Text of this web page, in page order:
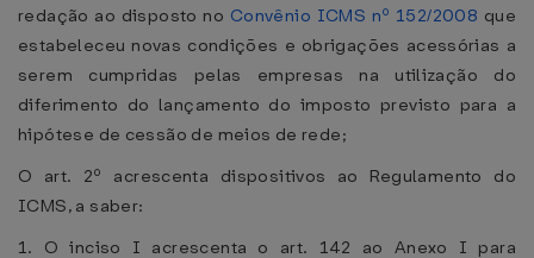
redação ao disposto no Convênio ICMS nº 152/2008 que
estabeleceu novas condições e obrigações acessórias a
serem cumpridas pelas empresas na utilização do
diferimento do lançamento do imposto previsto para a
hipótese de cessão de meios de rede;
O art. 2º acrescenta dispositivos ao Regulamento do
ICMS, a saber:
1. O inciso I acrescenta o art. 142 ao Anexo I para